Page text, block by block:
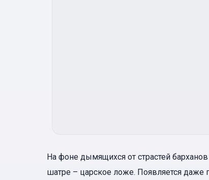
На фоне дымящихся от страстей
шатре – царское ложе. Появляется даже